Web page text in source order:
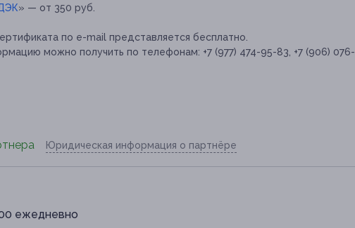
» — от 350 руб.
по e-mail представляется бесплатно.
можно получить по телефонам: +7 (977) 474-95-83, +7 (906) 076-
Юридическая информация о партнёре
ежедневно